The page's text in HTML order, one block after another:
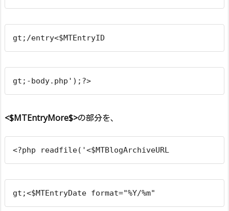
gt;/entry<$MTEntryID
gt;-body.php');?>
<$MTEntryMore$>の部分を、
<?php readfile('<$MTBlogArchiveURL
gt;<$MTEntryDate format="%Y/%m"